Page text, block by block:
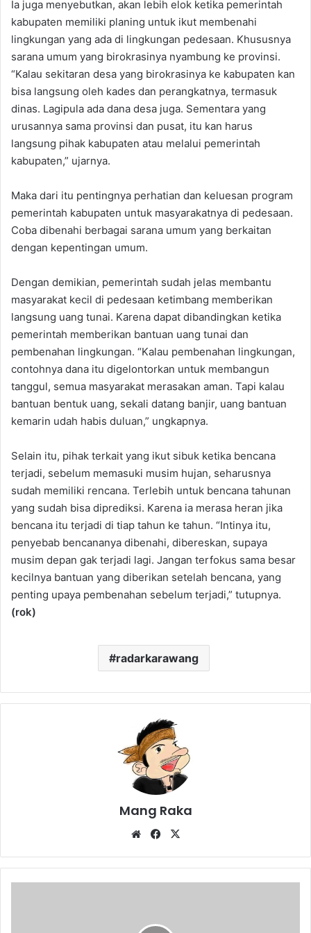
Ia juga menyebutkan, akan lebih elok ketika pemerintah
kabupaten memiliki planing untuk ikut membenahi
lingkungan yang ada di lingkungan pedesaan. Khususnya
sarana umum yang birokrasinya nyambung ke provinsi.
“Kalau sekitaran desa yang birokrasinya ke kabupaten kan
bisa langsung oleh kades dan perangkatnya, termasuk
dinas. Lagipula ada dana desa juga. Sementara yang
urusannya sama provinsi dan pusat, itu kan harus
langsung pihak kabupaten atau melalui pemerintah
kabupaten,” ujarnya.
Maka dari itu pentingnya perhatian dan keluesan program
pemerintah kabupaten untuk masyarakatnya di pedesaan.
Coba dibenahi berbagai sarana umum yang berkaitan
dengan kepentingan umum.
Dengan demikian, pemerintah sudah jelas membantu
masyarakat kecil di pedesaan ketimbang memberikan
langsung uang tunai. Karena dapat dibandingkan ketika
pemerintah memberikan bantuan uang tunai dan
pembenahan lingkungan. “Kalau pembenahan lingkungan,
contohnya dana itu digelontorkan untuk membangun
tanggul, semua masyarakat merasakan aman. Tapi kalau
bantuan bentuk uang, sekali datang banjir, uang bantuan
kemarin udah habis duluan,” ungkapnya.
Selain itu, pihak terkait yang ikut sibuk ketika bencana
terjadi, sebelum memasuki musim hujan, seharusnya
sudah memiliki rencana. Terlebih untuk bencana tahunan
yang sudah bisa diprediksi. Karena ia merasa heran jika
bencana itu terjadi di tiap tahun ke tahun. “Intinya itu,
penyebab bencananya dibenahi, dibereskan, supaya
musim depan gak terjadi lagi. Jangan terfokus sama besar
kecilnya bantuan yang diberikan setelah bencana, yang
penting upaya pembenahan sebelum terjadi,” tutupnya.
(rok)
radarkarawang
Mang Raka
WebsiteFacebook